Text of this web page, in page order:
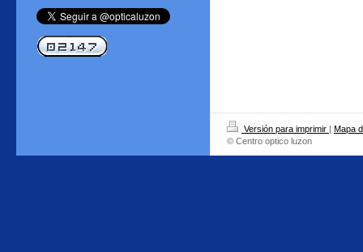
Versión para imprimir | Mapa
© Centro optico luzon